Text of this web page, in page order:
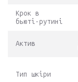
Крок в
бьюті-рутині
Актив
Тип шкіри